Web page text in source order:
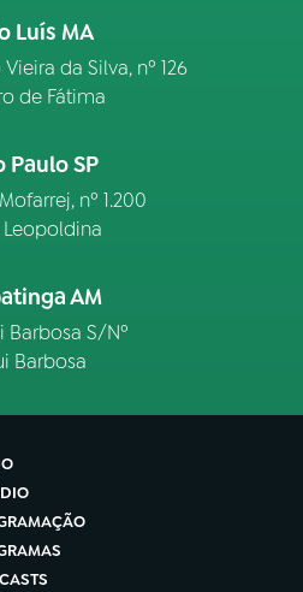
Luís MA
da Silva, nº 126
de Fátima
Paulo SP
nº 1.200
AM
Barbosa S/Nº
Barbosa